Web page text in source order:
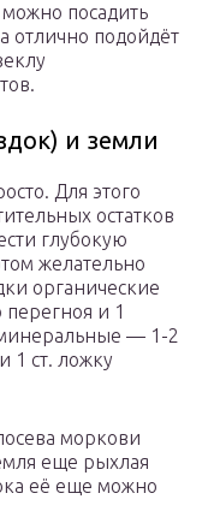
посадить
отлично подойдёт
и земли
Для этого
остатков
глубокую
желательно
органические
и 1
— 1-2
1 ст. ложку
моркови
еще рыхлая
её еще можно